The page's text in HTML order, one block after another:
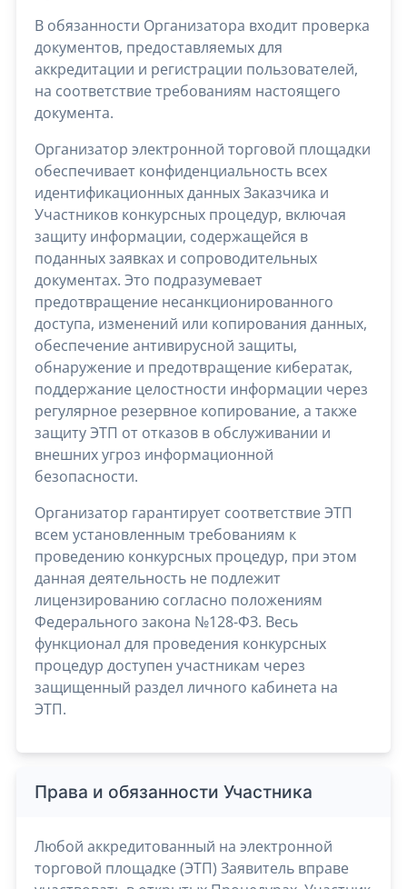
В обязанности Организатора входит проверка
документов, предоставляемых для
аккредитации и регистрации пользователей,
на соответствие требованиям настоящего
документа.
Организатор электронной торговой площадки
обеспечивает конфиденциальность всех
идентификационных данных Заказчика и
Участников конкурсных процедур, включая
защиту информации, содержащейся в
поданных заявках и сопроводительных
документах. Это подразумевает
предотвращение несанкционированного
доступа, изменений или копирования данных,
обеспечение антивирусной защиты,
обнаружение и предотвращение кибератак,
поддержание целостности информации через
регулярное резервное копирование, а также
защиту ЭТП от отказов в обслуживании и
внешних угроз информационной
безопасности.
Организатор гарантирует соответствие ЭТП
всем установленным требованиям к
проведению конкурсных процедур, при этом
данная деятельность не подлежит
лицензированию согласно положениям
Федерального закона №128-ФЗ. Весь
функционал для проведения конкурсных
процедур доступен участникам через
защищенный раздел личного кабинета на
ЭТП.
Права и обязанности Участника
Любой аккредитованный на электронной
торговой площадке (ЭТП) Заявитель вправе